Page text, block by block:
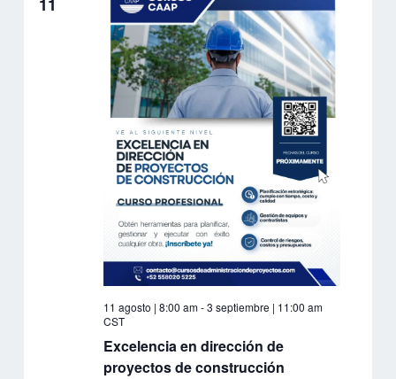
Eventos
11
Excelencia en dirección de
proyectos de construcción
11 agosto | 8:00 am-3 septiembre | 11:00 am
CST